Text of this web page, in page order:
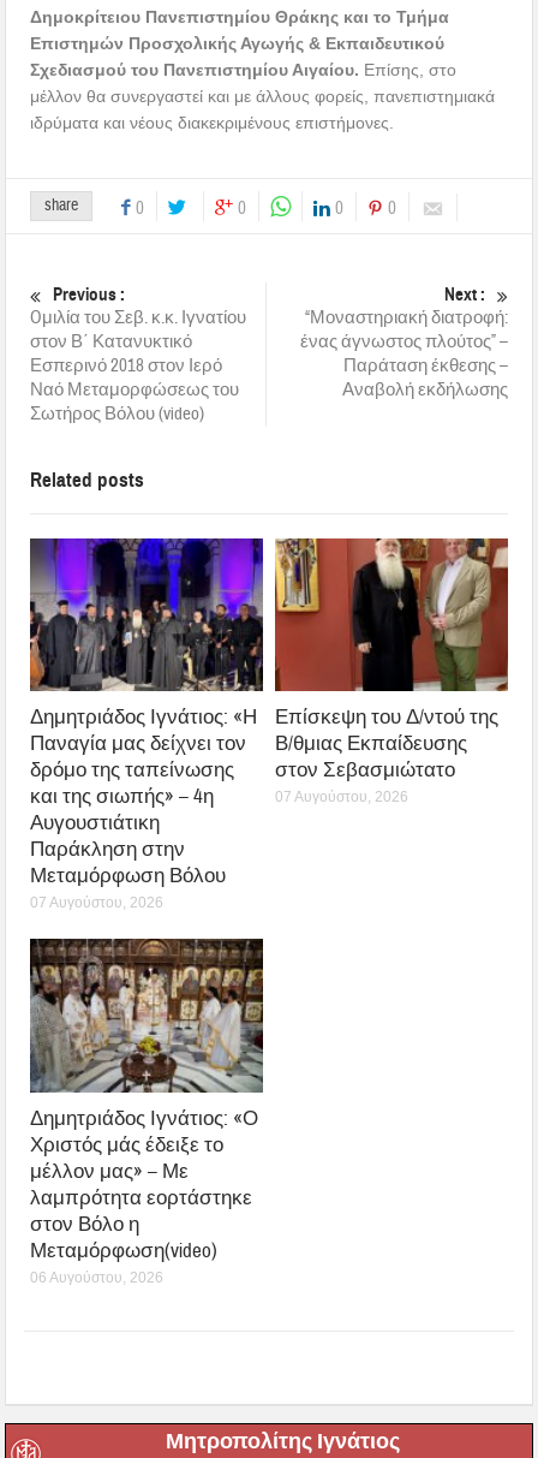
Δημοκρίτειου Πανεπιστημίου Θράκης και το Τμήμα
Επιστημών Προσχολικής Αγωγής & Εκπαιδευτικού
Σχεδιασμού του Πανεπιστημίου Αιγαίου. Επίσης, στο
μέλλον θα συνεργαστεί και με άλλους φορείς, πανεπιστημιακά
ιδρύματα και νέους διακεκριμένους επιστήμονες.
share 0 0 0 0
Previous :
Oμιλία του Σεβ. κ.κ. Ιγνατίου
στον Β΄ Κατανυκτικό
Εσπερινό 2018 στον Ιερό
Ναό Μεταμορφώσεως του
Σωτήρος Βόλου (video)
Next :
“Μοναστηριακή διατροφή:
ένας άγνωστος πλούτος” –
Παράταση έκθεσης –
Αναβολή εκδήλωσης
Related posts
Δημητριάδος Ιγνάτιος: «Η
Παναγία μας δείχνει τον
δρόμο της ταπείνωσης
και της σιωπής» – 4η
Αυγουστιάτικη
Παράκληση στην
Μεταμόρφωση Βόλου
07 Αυγούστου, 2026
Επίσκεψη του Δ/ντού της
Β/θμιας Εκπαίδευσης
στον Σεβασμιώτατο
07 Αυγούστου, 2026
Δημητριάδος Ιγνάτιος: «Ο
Χριστός μάς έδειξε το
μέλλον μας» – Με
λαμπρότητα εορτάστηκε
στον Βόλο η
Μεταμόρφωση(video)
06 Αυγούστου, 2026
Μητροπολίτης Ιγνάτιος